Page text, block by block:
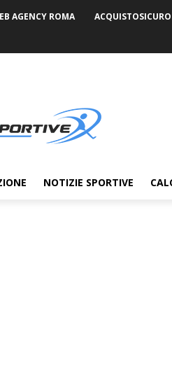
AGENCY ROMA
NOTIZIE SPORTIVE